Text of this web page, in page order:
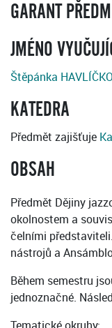
GARANT
JMÉNO
Štěpánka
KATEDRA
Předmět zajišťuje
OBSAH
Předmět Dějiny
okolnostem a
čelními
nástrojů a
Během semestru
jednoznačné.